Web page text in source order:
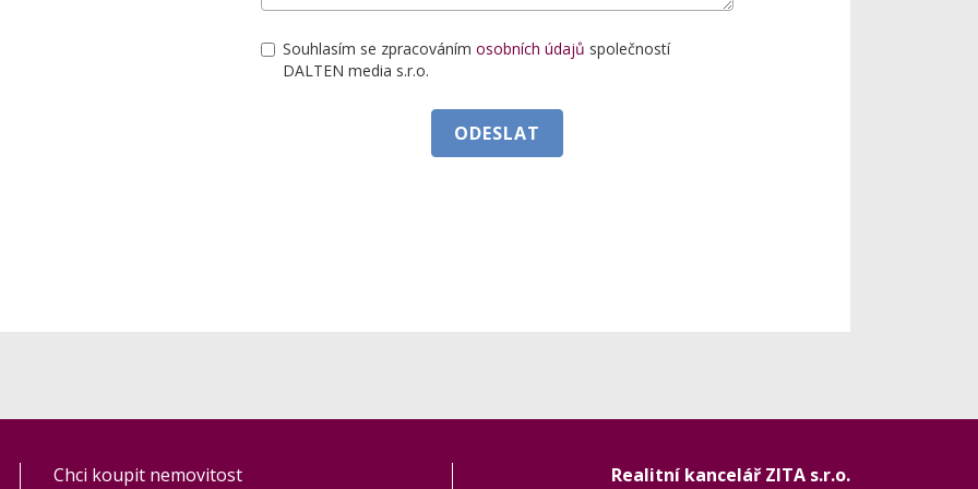
Souhlasím se zpracováním osobních údajů společností
DALTEN media s.r.o.
ODESLAT
Chci koupit nemovitost Realitní kancelář ZITA s.r.o.